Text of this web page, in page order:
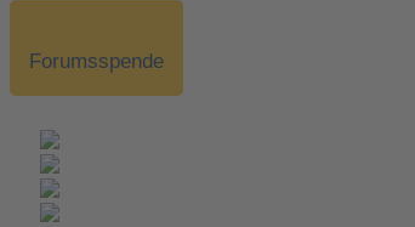
Forumsspende